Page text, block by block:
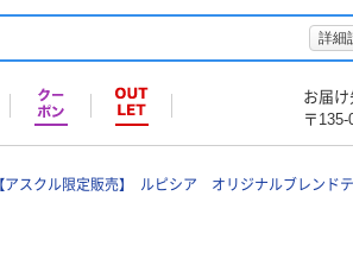
詳細
お届け
〒135-
【アスクル限定販売】 ルピシア オリジナルブレンド